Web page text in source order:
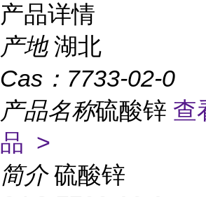
产品详情
产地 湖北
Cas： 7733-02-0
产品名称硫酸锌 查
品 >
简介 硫酸锌